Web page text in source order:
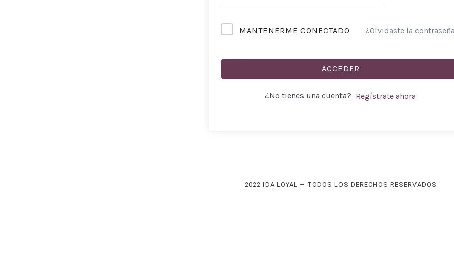
MANTENERME CONECTADO ¿Olvidaste la
ACCEDER
¿No tienes una cuenta? Regístrate ahora
2022 IDA LOYAL – TODOS LOS DERECHOS RESERVADOS